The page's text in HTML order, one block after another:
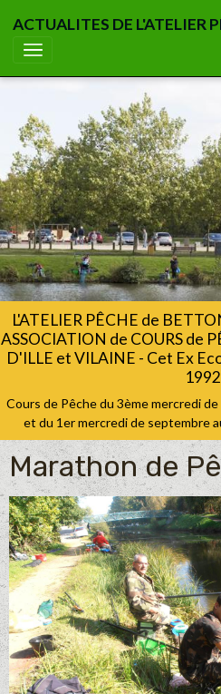
ACTUALITES DE L'ATELIER
L'ATELIER PÊCHE de
ASSOCIATION de COURS de
D'ILLE et VILAINE - Cet Ex
1992
Cours de Pêche du 3ème mercredi
et du 1er mercredi de septembre
Marathon de